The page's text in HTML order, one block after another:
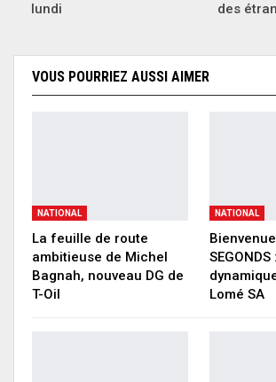
lundi
des
VOUS POURRIEZ AUSSI AIMER
NATIONAL
La feuille de route
ambitieuse de Michel
Bagnah, nouveau DG de
T-Oil
NATIONAL
Lomé SA